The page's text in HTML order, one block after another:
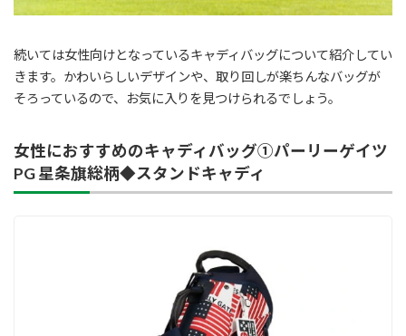
続いては女性向けとなっているキャディバッグについて紹介してい
きます。かわいらしいデザインや、取り回しが楽ちんなバッグが
そろっているので、お気に入りを見つけられるでしょう。
女性におすすめのキャディバッグ①パーリーゲイツ
PG 星条旗総柄◆スタンドキャディ